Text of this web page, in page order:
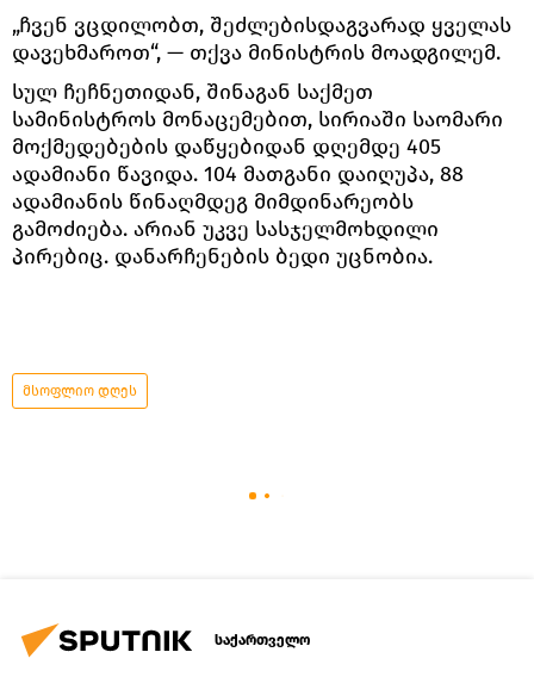
„ჩვენ ვცდილობთ, შეძლებისდაგვარად ყველას
დავეხმაროთ“, — თქვა მინისტრის მოადგილემ.
სულ ჩეჩნეთიდან, შინაგან საქმეთ
სამინისტროს მონაცემებით, სირიაში საომარი
მოქმედებების დაწყებიდან დღემდე 405
ადამიანი წავიდა. 104 მათგანი დაიღუპა, 88
ადამიანის წინაღმდეგ მიმდინარეობს
გამოძიება. არიან უკვე სასჯელმოხდილი
პირებიც. დანარჩენების ბედი უცნობია.
მსოფლიო დღეს
საქართველო